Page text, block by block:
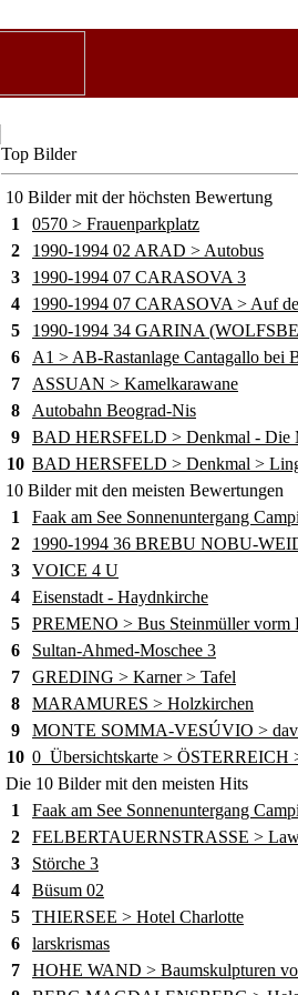
Top Bilder
10 Bilder mit der höchsten Bewertung
1
0570 > Frauenparkplatz
2
1990-1994 02 ARAD > Autobus
3
1990-1994 07 CARASOVA 3
4
1990-1994 07 CARASOVA > Auf
5
1990-1994 34 GARINA
6
A1 > AB-Rastanlage Cantagallo bei
7
ASSUAN > Kamelkarawane
8
Autobahn Beograd-Nis
9
BAD HERSFELD > Denkmal - Die
10 BAD HERSFELD > Denkmal >
10 Bilder mit den meisten Bewertungen
1
Faak am See Sonnenuntergang
2
1990-1994 36 BREBU NOBU-
3
VOICE 4 U
4
Eisenstadt - Haydnkirche
5
PREMENO > Bus Steinmüller vorm
6
Sultan-Ahmed-Moschee 3
7
GREDING > Karner > Tafel
8
MARAMURES > Holzkirchen
9
MONTE SOMMA-VESÚVIO >
10 0_Übersichtskarte > ÖSTERREICH
Die 10 Bilder mit den meisten Hits
1
Faak am See Sonnenuntergang
2
FELBERTAUERNSTRASSE >
3
Störche 3
4
Büsum 02
5
THIERSEE > Hotel Charlotte
6
larskrismas
7
HOHE WAND > Baumskulpturen